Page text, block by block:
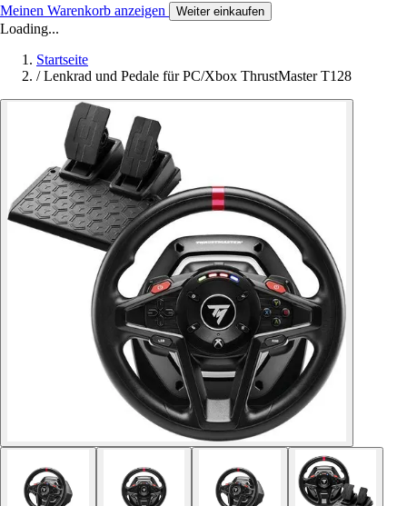
Meinen Warenkorb anzeigen Weiter einkaufen
Loading...
Startseite
/ Lenkrad und Pedale für PC/Xbox ThrustMaster T128